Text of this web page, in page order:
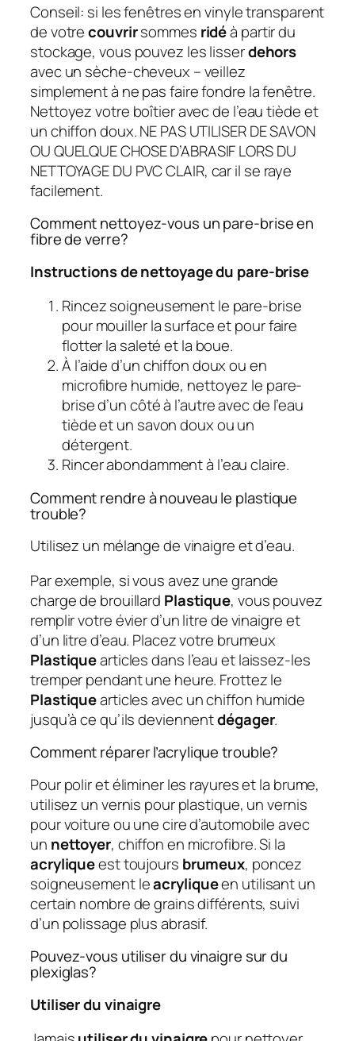
Conseil: si les fenêtres en vinyle transparent
de votrecouvrirsommes ridéà partir du
stockage, vous pouvez les lisserdehors
avec un sèche-cheveux – veillez
simplement à ne pas faire fondre la fenêtre.
Nettoyez votre boîtier avec de l’eau tiède et
un chiffon doux. NE PAS UTILISER DE SAVON
OU QUELQUE CHOSE D’ABRASIF LORS DU
NETTOYAGE DU PVC CLAIR, car il se raye
facilement.
Comment nettoyez-vous un pare-brise en
fibre de verre?
Instructions de nettoyage du pare-brise
Rincez soigneusement le pare-brise
pour mouiller la surface et pour faire
flotter la saleté et la boue.
À l’aide d’un chiffon doux ou en
microfibre humide, nettoyez le pare-
brise d’un côté à l’autre avec de l’eau
tiède et un savon doux ou un
détergent.
Rincer abondamment à l’eau claire.
Comment rendre à nouveau le plastique
trouble?
Utilisez un mélange de vinaigre et d’eau.
Par exemple, si vous avez une grande
charge de brouillard Plastique, vous pouvez
remplir votre évier d’un litre de vinaigre et
d’un litre d’eau. Placez votre brumeux
Plastiquearticles dans l’eau et laissez-les
tremper pendant une heure. Frottez le
Plastiquearticles avec un chiffon humide
jusqu’à ce qu’ils deviennentdégager.
Comment réparer l’acrylique trouble?
Pour polir et éliminer les rayures et la brume,
utilisez un vernis pour plastique, un vernis
pour voiture ou une cire d’automobile avec
un nettoyer, chiffon en microfibre. Si la
acryliqueest toujours brumeux, poncez
soigneusement leacryliqueen utilisant un
certain nombre de grains différents, suivi
d’un polissage plus abrasif.
Pouvez-vous utiliser du vinaigre sur du
plexiglas?
Utiliser du vinaigre